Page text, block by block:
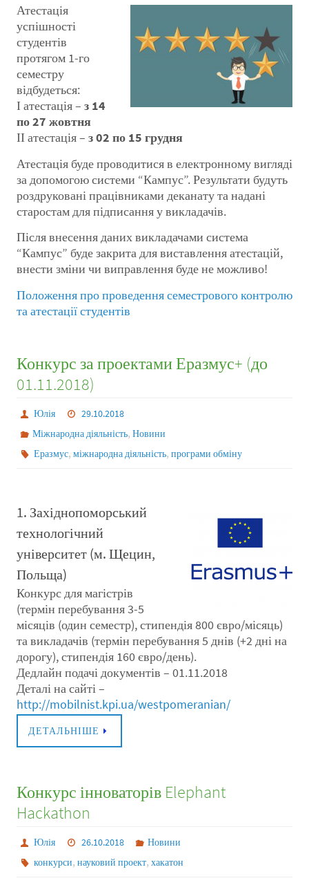
Атестація
успішності
студентів
протягом 1-го
семестру
відбудеться:
І атестація – з 14
по 27 жовтня
ІІ атестація – з 02 по 15 грудня
Атестація буде проводитися в електронному вигляді
за допомогою системи “Кампус”. Результати будуть
роздруковані працівниками деканату та надані
старостам для підписання у викладачів.
Після внесення даних викладачами система
“Кампус” буде закрита для виставлення атестацій,
внести зміни чи виправлення буде не можливо!
Положення про проведення семестрового контролю
та атестації студентів
Конкурс за проектами Еразмус+ (до
01.11.2018)
Юлія
29.10.2018
Міжнародна діяльність,Новини
Еразмус,міжнародна діяльність,програми обміну
1. Західнопоморський
технологічний
університет (м. Щецин,
Польща)
Конкурс для магістрів
(термін перебування 3-5
місяців (один семестр), стипендія 800 євро/місяць)
та викладачів (термін перебування 5 днів (+2 дні на
дорогу), стипендія 160 євро/день).
Дедлайн подачі документів – 01.11.2018
Деталі на сайті –
http://mobilnist.kpi.ua/westpomeranian/
ДЕТАЛЬНІШЕ
Конкурс інноваторів Elephant
Hackathon
Юлія 26.10.2018
Новини
конкурси,науковий проект,хакатон